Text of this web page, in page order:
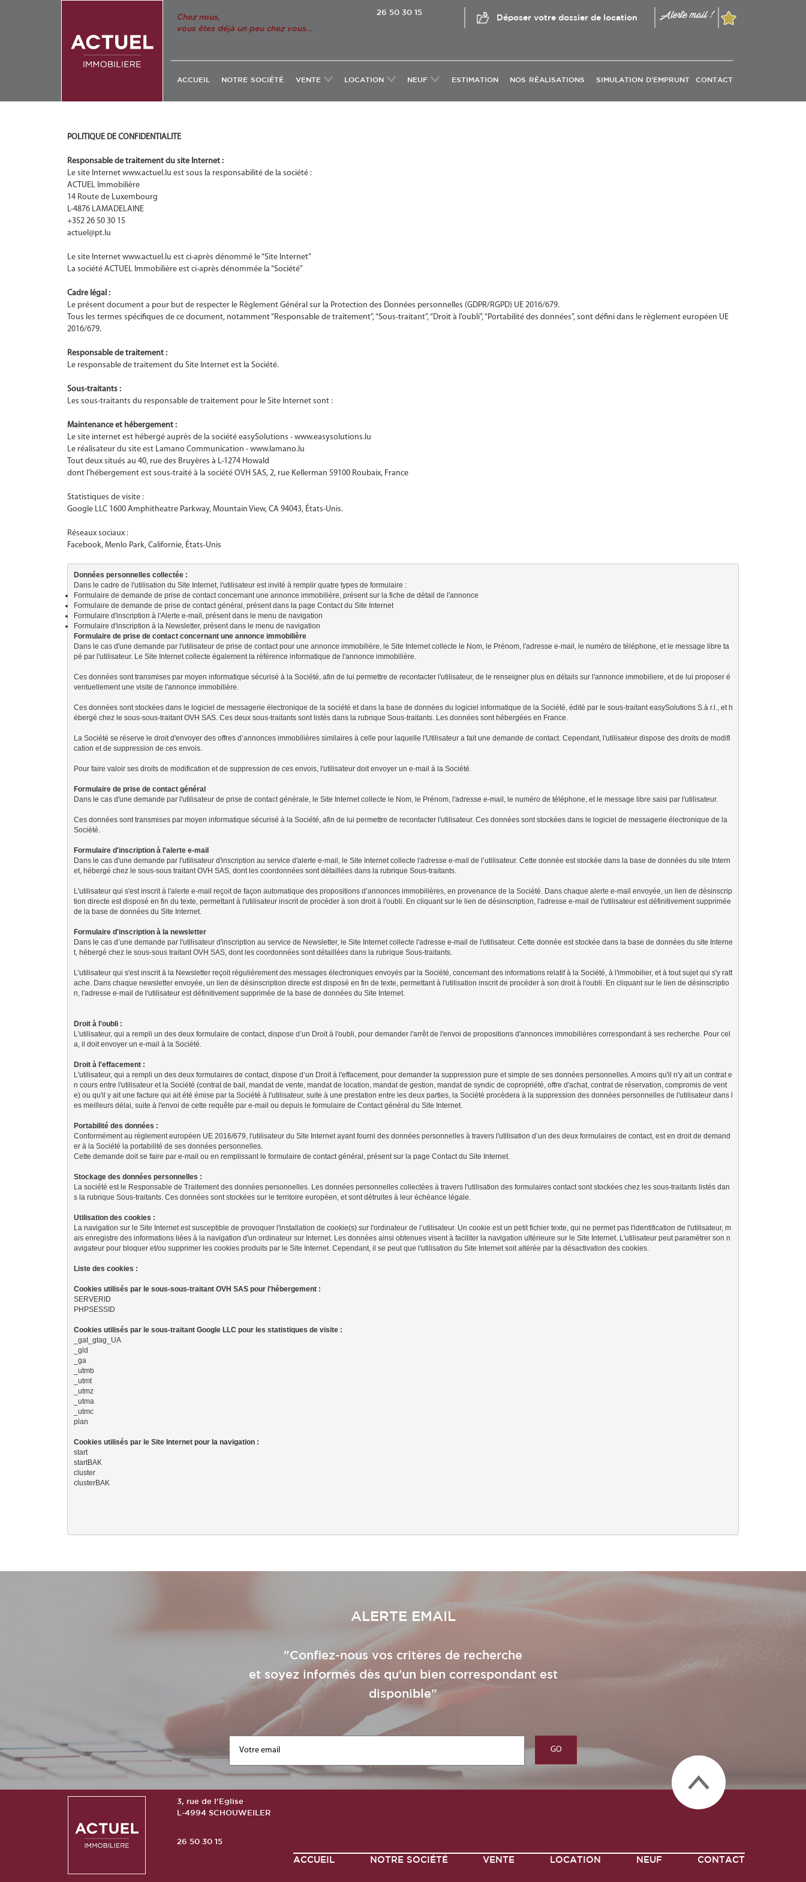
Chez nous,
vous êtes déjà un peu chez vous...
26 50 30 15
Déposer votre dossier de location Alerte mail !
ACCUEIL NOTRE SOCIÉTÉ VENTE LOCATION NEUF ESTIMATION NOS RÉALISATIONS SIMULATION D'EMPRUNT CONTACT
POLITIQUE DE CONFIDENTIALITE
Responsable de traitement du site Internet :
Le site Internet www.actuel.lu est sous la responsabilité de la société :
ACTUEL Immobilière
14 Route de Luxembourg
L-4876 LAMADELAINE
+352 26 50 30 15
actuel@pt.lu
Le site Internet www.actuel.lu est ci-après dénommé le “Site Internet”
La société ACTUEL Immobilière est ci-après dénommée la “Société”
Cadre légal :
Le présent document a pour but de respecter le Règlement Général sur la Protection des Données personnelles (GDPR/RGPD) UE 2016/679.
Tous les termes spécifiques de ce document, notamment “Responsable de traitement”, “Sous-traitant”, “Droit à l’oubli”, “Portabilité des données”, sont défini dans le règlement européen UE
2016/679.
Responsable de traitement :
Le responsable de traitement du Site Internet est la Société.
Sous-traitants :
Les sous-traitants du responsable de traitement pour le Site Internet sont :
Maintenance et hébergement :
Le site internet est hébergé auprès de la société easySolutions - www.easysolutions.lu
Le réalisateur du site est Lamano Communication - www.lamano.lu
Tout deux situés au 40, rue des Bruyères à L-1274 Howald
dont l’hébergement est sous-traité à la société OVH SAS, 2, rue Kellerman 59100 Roubaix, France
Statistiques de visite :
Google LLC 1600 Amphitheatre Parkway, Mountain View, CA 94043, États-Unis.
Réseaux sociaux :
Facebook, Menlo Park, Californie, États-Unis
Données personnelles collectée :
Dans le cadre de l'utilisation du Site Internet, l'utilisateur est invité à remplir quatre types de formulaire :
Formulaire de demande de prise de contact concernant une annonce immobilière, présent sur la fiche de détail de l'annonce
Formulaire de demande de prise de contact général, présent dans la page Contact du Site Internet
Formulaire d'inscription à l'Alerte e-mail, présent dans le menu de navigation
Formulaire d'inscription à la Newsletter, présent dans le menu de navigation
Formulaire de prise de contact concernant une annonce immobilière
Dans le cas d'une demande par l'utilisateur de prise de contact pour une annonce immobilière, le Site Internet collecte le Nom, le Prénom, l'adresse e-mail, le numéro de téléphone, et le message libre ta
pé par l'utilisateur. Le Site Internet collecte également la référence informatique de l'annonce immobilière.
Ces données sont transmises par moyen informatique sécurisé à la Société, afin de lui permettre de recontacter l'utilisateur, de le renseigner plus en détails sur l'annonce immobiliere, et de lui proposer é
ventuellement une visite de l'annonce immobilière.
Ces données sont stockées dans le logiciel de messagerie électronique de la société et dans la base de données du logiciel informatique de la Société, édité par le sous-traitant easySolutions S.à r.l., et h
ébergé chez le sous-sous-traitant OVH SAS. Ces deux sous-traitants sont listés dans la rubrique Sous-traitants. Les données sont hébergées en France.
La Société se réserve le droit d'envoyer des offres d’annonces immobilières similaires à celle pour laquelle l'Utilisateur a fait une demande de contact. Cependant, l'utilisateur dispose des droits de modifi
cation et de suppression de ces envois.
Pour faire valoir ses droits de modification et de suppression de ces envois, l'utilisateur doit envoyer un e-mail à la Société.
Formulaire de prise de contact général
Dans le cas d'une demande par l'utilisateur de prise de contact générale, le Site Internet collecte le Nom, le Prénom, l'adresse e-mail, le numéro de téléphone, et le message libre saisi par l'utilisateur.
Ces données sont transmises par moyen informatique sécurisé à la Société, afin de lui permettre de recontacter l'utilisateur. Ces données sont stockées dans le logiciel de messagerie électronique de la
Société.
Formulaire d'inscription à l'alerte e-mail
Dans le cas d'une demande par l'utilisateur d'inscription au service d'alerte e-mail, le Site Internet collecte l'adresse e-mail de l’utilisateur. Cette donnée est stockée dans la base de données du site Intern
et, hébergé chez le sous-sous traitant OVH SAS, dont les coordonnées sont détaillées dans la rubrique Sous-traitants.
L'utilisateur qui s'est inscrit à l'alerte e-mail reçoit de façon automatique des propositions d’annonces immobilières, en provenance de la Société. Dans chaque alerte e-mail envoyée, un lien de désinscrip
tion directe est disposé en fin du texte, permettant à l'utilisateur inscrit de procéder à son droit à l'oubli. En cliquant sur le lien de désinscription, l'adresse e-mail de l'utilisateur est définitivement supprimée
de la base de données du Site Internet.
Formulaire d'inscription à la newsletter
Dans le cas d’une demande par l'utilisateur d'inscription au service de Newsletter, le Site Internet collecte l'adresse e-mail de l'utilisateur. Cette donnée est stockée dans la base de données du site Interne
t, hébergé chez le sous-sous traitant OVH SAS, dont les coordonnées sont détaillées dans la rubrique Sous-traitants.
L'utilisateur qui s'est inscrit à la Newsletter reçoit régulièrement des messages électroniques envoyés par la Société, concernant des informations relatif à la Société, à l'immobilier, et à tout sujet qui s'y ratt
ache. Dans chaque newsletter envoyée, un lien de désinscription directe est disposé en fin de texte, permettant à l'utilisation inscrit de procéder à son droit à l'oubli. En cliquant sur le lien de désinscriptio
n, l'adresse e-mail de l'utilisateur est définitivement supprimée de la base de données du Site Internet.
Droit à l'oubli :
L'utilisateur, qui a rempli un des deux formulaire de contact, dispose d’un Droit à l'oubli, pour demander l'arrêt de l'envoi de propositions d'annonces immobilières correspondant à ses recherche. Pour cel
a, il doit envoyer un e-mail à la Société.
Droit à l'effacement :
L'utilisateur, qui a rempli un des deux formulaires de contact, dispose d’un Droit à l'effacement, pour demander la suppression pure et simple de ses données personnelles. A moins qu'il n'y ait un contrat e
n cours entre l'utilisateur et la Société (contrat de bail, mandat de vente, mandat de location, mandat de gestion, mandat de syndic de copropriété, offre d'achat, contrat de réservation, compromis de vent
e) ou qu'il y ait une facture qui ait été émise par la Société à l'utilisateur, suite à une prestation entre les deux parties, la Société procèdera à la suppression des données personnelles de l'utilisateur dans l
es meilleurs délai, suite à l'envoi de cette requête par e-mail ou depuis le formulaire de Contact général du Site Internet.
Portabilité des données :
Conformément au règlement européen UE 2016/679, l'utilisateur du Site Internet ayant fourni des données personnelles à travers l'utilisation d’un des deux formulaires de contact, est en droit de demand
er à la Société la portabilité de ses données personnelles.
Cette demande doit se faire par e-mail ou en remplissant le formulaire de contact général, présent sur la page Contact du Site Internet.
Stockage des données personnelles :
La société est le Responsable de Traitement des données personnelles. Les données personnelles collectées à travers l'utilisation des formulaires contact sont stockées chez les sous-traitants listés dan
s la rubrique Sous-traitants. Ces données sont stockées sur le territoire européen, et sont détruites à leur échéance légale.
Utilisation des cookies :
La navigation sur le Site Internet est susceptible de provoquer l'installation de cookie(s) sur l'ordinateur de l’utilisateur. Un cookie est un petit fichier texte, qui ne permet pas l'identification de l'utilisateur, m
ais enregistre des informations liées à la navigation d'un ordinateur sur Internet. Les données ainsi obtenues visent à faciliter la navigation ultérieure sur le Site Internet. L'utilisateur peut paramétrer son n
avigateur pour bloquer et/ou supprimer les cookies produits par le Site Internet. Cependant, il se peut que l'utilisation du Site Internet soit altérée par la désactivation des cookies.
Liste des cookies :
Cookies utilisés par le sous-sous-traitant OVH SAS pour l'hébergement :
SERVERID
PHPSESSID
Cookies utilisés par le sous-traitant Google LLC pour les statistiques de visite :
_gat_gtag_UA
_gld
_ga
_utmb
_utmt
_utmz
_utma
_utmc
plan
Cookies utilisés par le Site Internet pour la navigation :
start
startBAK
cluster
clusterBAK
ALERTE EMAIL
"Confiez-nous vos critères de recherche
et soyez informés dès qu'un bien correspondant est
disponible"
3, rue de l'Eglise
L-4994 SCHOUWEILER
26 50 30 15
ACCUEIL NOTRE SOCIÉTÉ VENTE LOCATION NEUF CONTACT